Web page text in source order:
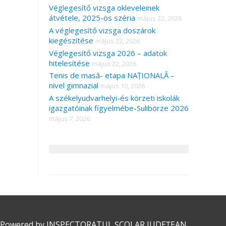
Véglegesítő vizsga okleveleinek
átvétele, 2025-ös széria május 22, 2026
A véglegesítő vizsga doszárok
kiegészítése május 22, 2026
Véglegesítő vizsga 2026 – adatok
hitelesítése május 22, 2026
Tenis de masă- etapa NAȚIONALĂ –
nivel gimnazial május 10, 2026
A székelyudvarhelyi-és körzeti iskolák
igazgatóinak figyelmébe-Sulibörze 2026
május 7, 2026